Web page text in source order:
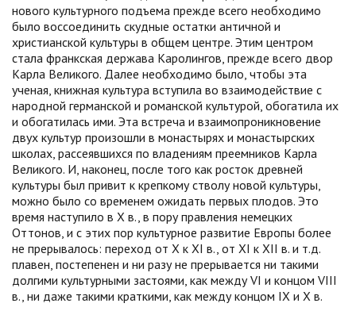
нового культурного подъема прежде всего необходимо
было воссоединить скудные остатки античной и
христианской культуры в общем центре. Этим центром
стала франкская держава Каролингов, прежде всего двор
Карла Великого. Далее необходимо было, чтобы эта
ученая, книжная культура вступила во взаимодействие с
народной германской и романской культурой, обогатила их
и обогатилась ими. Эта встреча и взаимопроникновение
двух культур произошли в монастырях и монастырских
школах, рассеявшихся по владениям преемников Карла
Великого. И, наконец, после того как росток древней
культуры был привит к крепкому стволу новой культуры,
можно было со временем ожидать первых плодов. Это
время наступило в X в., в пору правления немецких
Оттонов, и с этих пор культурное развитие Европы более
не прерывалось: переход от X к XI в., от XI к XII в. и т.д.
плавен, постепенен и ни разу не прерывается ни такими
долгими культурными застоями, как между VI и концом VIII
в., ни даже такими краткими, как между концом IX и X в.